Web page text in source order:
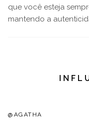
que você esteja
mantendo a
@AGATHA